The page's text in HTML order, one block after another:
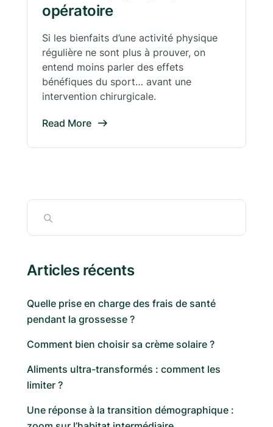
opératoire
Si les bienfaits d’une activité physique
régulière ne sont plus à prouver, on
entend moins parler des effets
bénéfiques du sport… avant une
intervention chirurgicale.
Read More
Articles récents
Quelle prise en charge des frais de santé
pendant la grossesse ?
Comment bien choisir sa crème solaire ?
Aliments ultra-transformés : comment les
limiter ?
Une réponse à la transition démographique :